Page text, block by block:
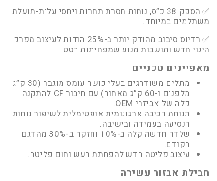
✅
הספק 38 כ”ס, נוחות חסרת תחרות ויחסי עלות-תועלת
משתלמים במיוחד.
✅
רדיוס סיבוב מהודק יותר ב-25% הודות לעיצוב מפרק
היגוי חדש ותושבות מנוע שמפחיתות רטט.
מאפיינים טכניים
מתלים משודרגים בעלי כושר עומס מוגבר (30 ק”ג
מלפנים ו-60 ק”ג מאחור) עם חיבור CF להתקנה
קלה של אביזרי OEM.
תנוחת רכיבה ארגונומית אופטימלית לשיפור נוחות
הנסיעה בעמידה ובישיבה.
שלדה חדשה קלה ב-10% וחזקה ב-30% מהדגם
הקודם.
עיצוב פליטה חדש להפחתת רעש וחום פליטה.
חבילת אבזור עשירה